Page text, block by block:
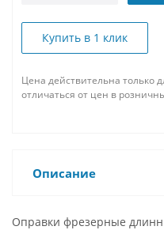
Купить в 1 клик
Цена действительна только
отличаться от цен в
Описание
Оправки фрезерные